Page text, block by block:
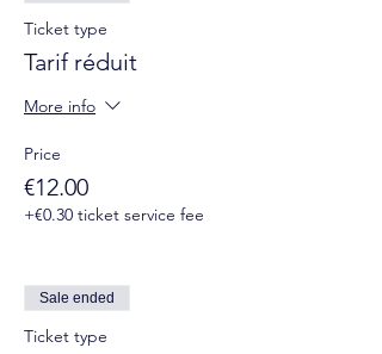
Ticket type
Tarif réduit
More info
Price
€12.00
+€0.30 ticket service fee
Sale ended
Ticket type